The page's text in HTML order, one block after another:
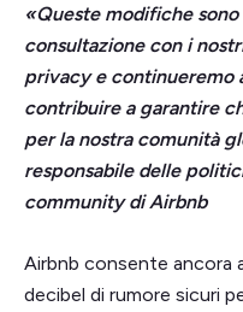
«Queste modifiche
consultazione con i
privacy e continueremo
contribuire a garantire
per la nostra comunità
responsabile delle
community di Airbnb
Airbnb consente ancora
decibel di rumore sicuri